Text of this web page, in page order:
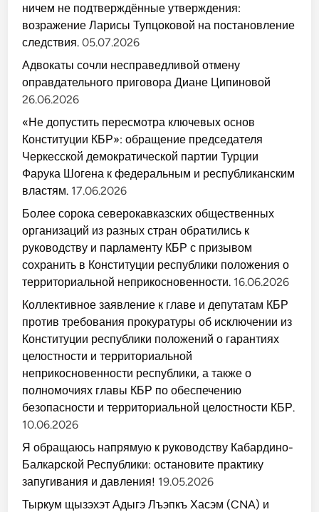
ничем не подтверждённые утверждения:
возражение Ларисы Тупцоковой на постановление
следствия. 05.07.2026
Адвокаты сочли несправедливой отмену
оправдательного приговора Диане Ципиновой
26.06.2026
«Не допустить пересмотра ключевых основ
Конституции КБР»: обращение председателя
Черкесской демократической партии Турции
Фарука Шогена к федеральным и республиканским
властям. 17.06.2026
Более сорока северокавказских общественных
организаций из разных стран обратились к
руководству и парламенту КБР с призывом
сохранить в Конституции республики положения о
территориальной неприкосновенности. 16.06.2026
Коллективное заявление к главе и депутатам КБР
против требования прокуратуры об исключении из
Конституции республики положений о гарантиях
целостности и территориальной
неприкосновенности республики, а также о
полномочиях главы КБР по обеспечению
безопасности и территориальной целостности КБР.
10.06.2026
Я обращаюсь напрямую к руководству Кабардино-
Балкарской Республики: остановите практику
запугивания и давления! 19.05.2026
Тыркум щызэхэт Адыгэ Лъэпкъ Хасэм (CNA) и